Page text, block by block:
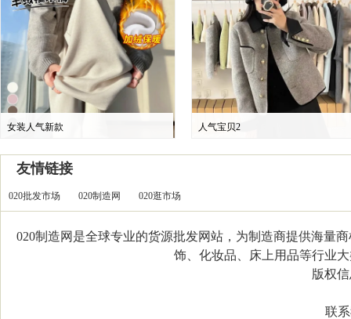
女装人气新款 人气宝贝2
友情链接
020批发市场 020制造网 020逛市场
020制造网是全球专业的货源批发网站，为制造商提供海量
饰、化妆品、床上用品等行业
版权信
联